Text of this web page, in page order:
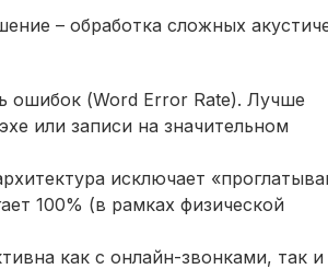
– обработка сложных
ошибок (Word Error Rate). Лучше
или записи на значительном
исключает
100% (в рамках физической
как с онлайн-звонками, так и